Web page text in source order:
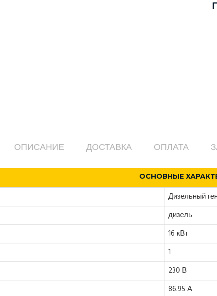
ОПИСАНИЕ ДОСТАВКА ОПЛАТА
ОСНОВНЫЕ
Дизельный
дизель
16 кВт
1
230 В
86.95 А